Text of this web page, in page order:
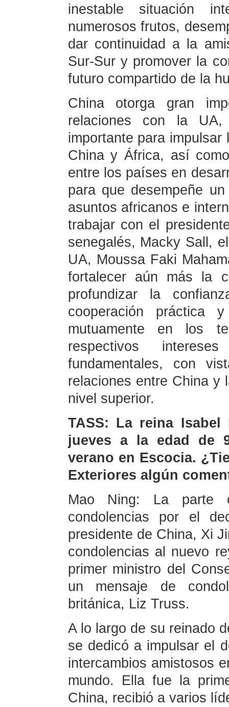
inestable situación
numerosos frutos,
dar continuidad a la
Sur-Sur y promover la
futuro compartido de la
China otorga gran
relaciones con la
importante para
China y África, así
entre los países en
para que desempeñe
asuntos africanos e
trabajar con el
senegalés, Macky Sall,
UA, Moussa Faki
fortalecer aún más la
profundizar la
cooperación práctica
mutuamente en los
respectivos
fundamentales, con
relaciones entre China y
nivel superior.
TASS: La reina
jueves a la edad de
verano en Escocia.
Exteriores algún
Mao Ning: La parte
condolencias por el
presidente de China, Xi
condolencias al nuevo
primer ministro del
un mensaje de
británica, Liz Truss.
A lo largo de su reinado
se dedicó a impulsar el
intercambios amistosos
mundo. Ella fue la
China, recibió a varios